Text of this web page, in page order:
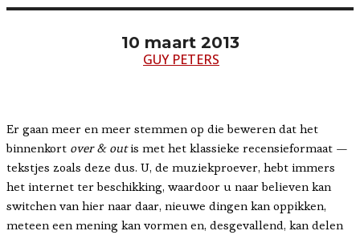
10 maart 2013
GUY PETERS
Er gaan meer en meer stemmen op die beweren dat het
binnenkort over & outis met het klassieke recensieformaat —
tekstjes zoals deze dus. U, de muziekproever, hebt immers
het internet ter beschikking, waardoor u naar believen kan
switchen van hier naar daar, nieuwe dingen kan oppikken,
meteen een mening kan vormen en, desgevallend, kan delen